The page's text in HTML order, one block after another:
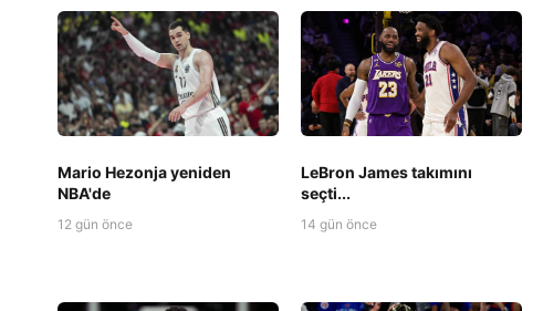
Mario Hezonja yeniden
NBA'de
12 gün önce
LeBron James takımını
seçti...
14 gün önce